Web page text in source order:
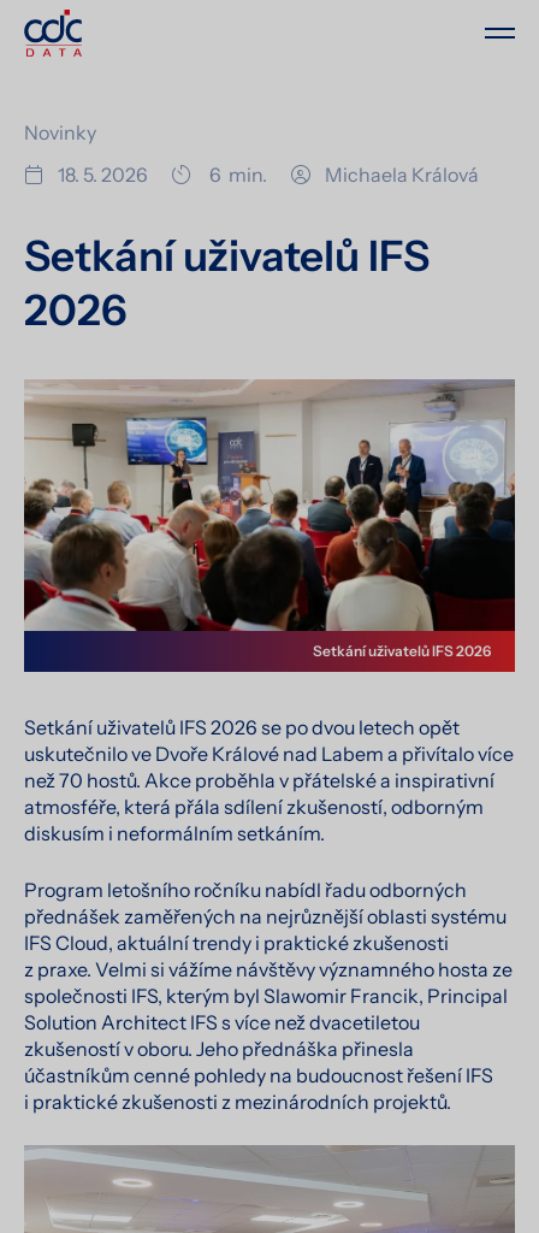
Novinky
18. 5. 2026
6 min. Michaela Králová
Setkání uživatelů IFS
2026
Setkání uživatelů IFS 2026
Setkání uživatelů IFS 2026 se po dvou letech opět
uskutečnilo ve Dvoře Králové nad Labem a přivítalo více
než 70 hostů. Akce proběhla v přátelské a inspirativní
atmosféře, která přála sdílení zkušeností, odborným
diskusím i neformálním setkáním.
Program letošního ročníku nabídl řadu odborných
přednášek zaměřených na nejrůznější oblasti systému
IFS Cloud, aktuální trendy i praktické zkušenosti
z praxe. Velmi si vážíme návštěvy významného hosta ze
společnosti IFS, kterým byl Slawomir Francik, Principal
Solution Architect IFS s více než dvacetiletou
zkušeností v oboru. Jeho přednáška přinesla
účastníkům cenné pohledy na budoucnost řešení IFS
i praktické zkušenosti z mezinárodních projektů.